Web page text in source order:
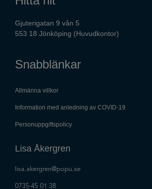
Gjuterigatan 9 vån 5
553 18 Jönköping (Huvudkontor)
Snabblänkar
Allmänna villkor
Information med anledning av COVID-19
Personuppgiftspolicy
Lisa Åkergren
lisa.akergren@popu.se
0735-45 01 38